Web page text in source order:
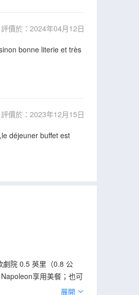
評價於：2024年04月12日
bonne literie et très
評價於：2023年12月15日
déjeuner buffet est
劇院 0.5 英里（0.8 公
享用美餐；也可
車服務、快速入住和快
展開